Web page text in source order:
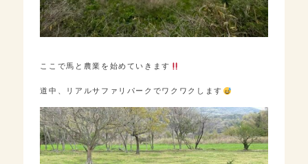
ここで馬と農業を始めていきます
道中、リアルサファリパークでワクワクします